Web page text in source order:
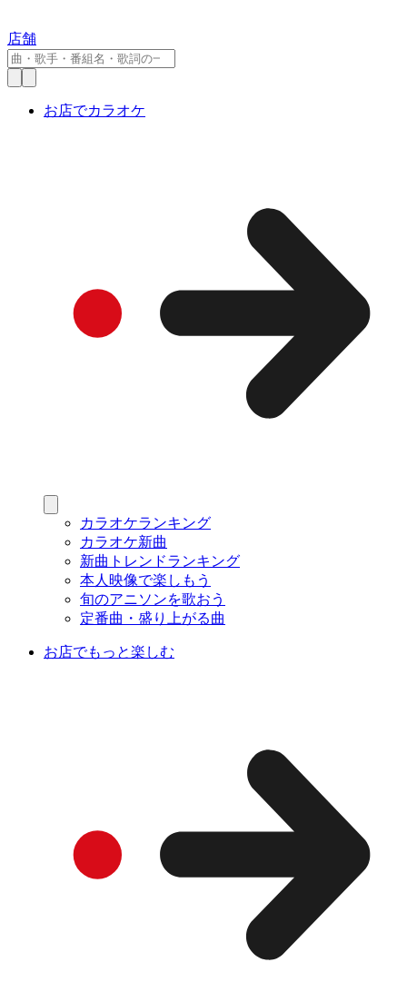
店舗
お店でカラオケ
カラオケランキング
カラオケ新曲
新曲トレンドランキング
本人映像で楽しもう
旬のアニソンを歌おう
定番曲・盛り上がる曲
お店でもっと楽しむ